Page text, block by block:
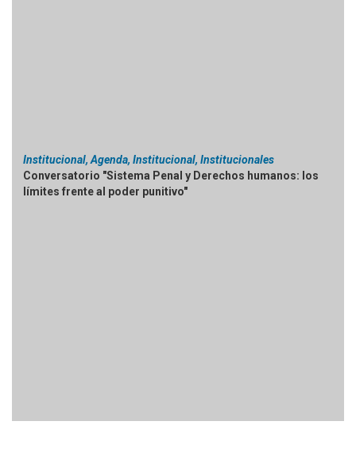
Institucional, Agenda, Institucional, Institucionales
Conversatorio "Sistema Penal y Derechos humanos: los
límites frente al poder punitivo"